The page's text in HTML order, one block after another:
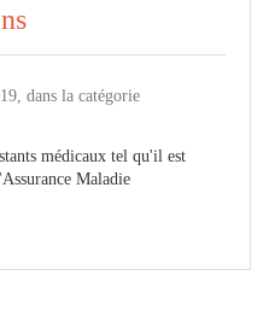
dans la catégorie
médicaux tel qu'il est
Maladie